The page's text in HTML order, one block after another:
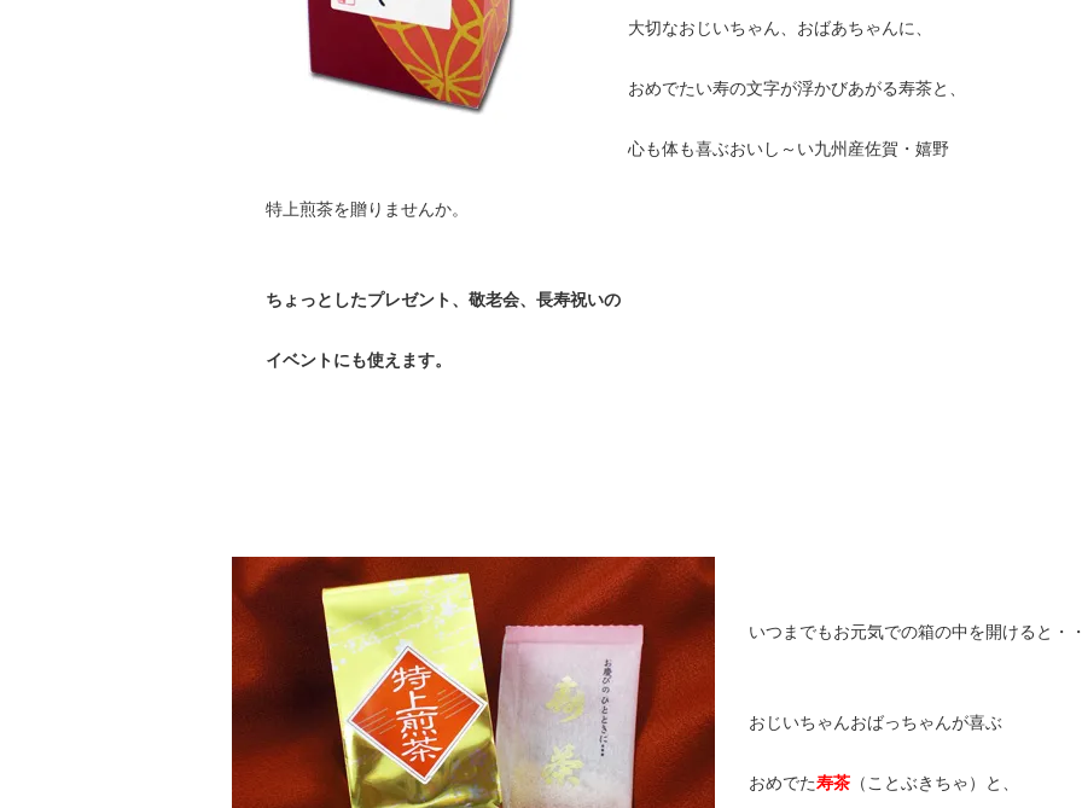
大切なおじいちゃん、おばあちゃんに、
おめでたい寿の文字が浮かびあがる寿茶と、
心も体も喜ぶおいし～い九州産佐賀・嬉野
特上煎茶を贈りませんか。
ちょっとしたプレゼント、敬老会、長寿祝いの
イベントにも使えます。
いつまでもお元気での箱の中を開けると・
おじいちゃんおばっちゃんが喜ぶ
おめでた寿茶（ことぶきちゃ）と、